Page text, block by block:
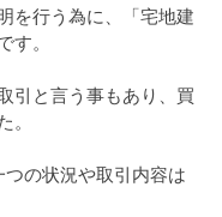
を行う為に、「宅地建
す。
引と言う事もあり、買
。
の状況や取引内容は